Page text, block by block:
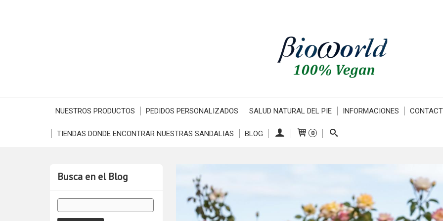
NUESTROS PRODUCTOS PEDIDOS PERSONALIZADOS SALUD NATURAL DEL PIE INFORMACIONES
TIENDAS DONDE ENCONTRAR NUESTRAS SANDALIAS BLOG 0
Busca en el Blog